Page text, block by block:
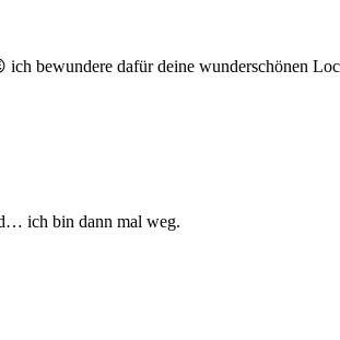
bewundere dafür deine wunderschönen
ich bin dann mal weg.